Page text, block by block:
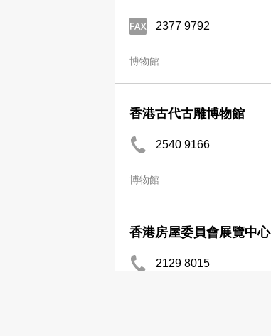
2377 9792
博物館
香港古代古雕博物館
2540 9166
博物館
香港房屋委員會展覽中心
2129 8015